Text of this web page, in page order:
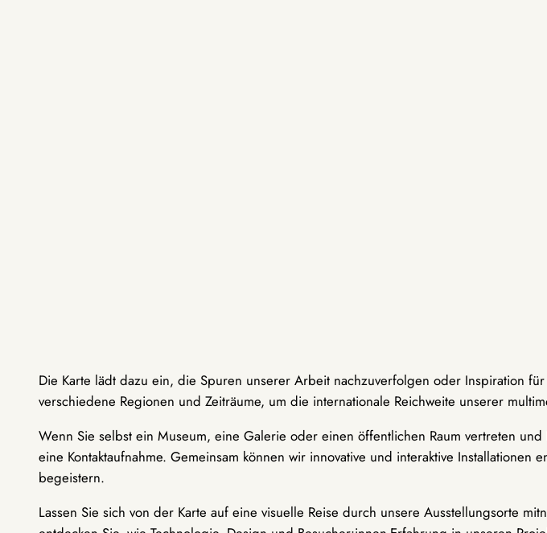
Die Karte lädt dazu ein, die Spuren unserer Arbeit nachzuverfolgen oder Inspiration
verschiedene Regionen und Zeiträume, um die internationale Reichweite unserer
Wenn Sie selbst ein Museum, eine Galerie oder einen öffentlichen Raum vertreten
eine Kontaktaufnahme. Gemeinsam können wir innovative und interaktive
begeistern.
Lassen Sie sich von der Karte auf eine visuelle Reise durch unsere Ausstellungsorte